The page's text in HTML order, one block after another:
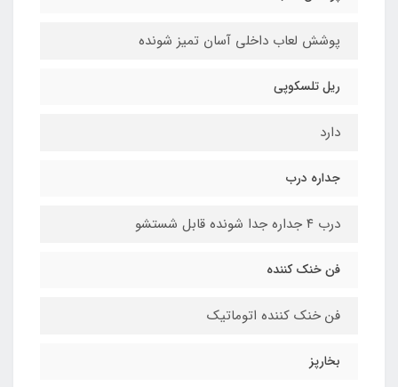
پوشش لعاب داخلی آسان تمیز شونده
ریل تلسکوپی
دارد
جداره درب
درب ۴ جداره جدا شونده قابل شستشو
فن خنک کننده
فن خنک کننده اتوماتیک
بخارپز